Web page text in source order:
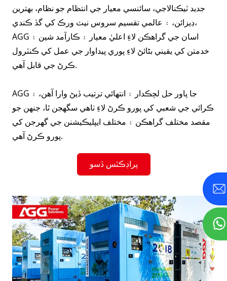
جديد ٽيڪنالاجي، سائنسي معيار جي انتظام جو نظام، بهترين
ڊيزائن، ۽ عالمي تقسيم سروس نيٽ ورڪ کي گڏ ڪندي،
AGG اسان جي گراهڪن لاءِ اعليٰ معيار ۽ ڪارآمد شين ۽
خدمتن کي يقيني بڻائڻ لاءِ پوري پيداوار جي عمل کي ڪنٽرول
ڪرڻ جي قابل آهي.
AGG جا پاور حل لچڪدار ۽ انتهائي ترتيب ڏيڻ وارا آهن، ۽
ڪرائي جي شعبي کي پورو ڪرڻ لاءِ ٺاهي سگھجن ٿا، جنهن جو
مقصد مختلف گراهڪن ۽ مختلف ايپليڪيشنن جي گهرجن کي
پورو ڪرڻ آهي.
پراڊڪٽس ڏسو